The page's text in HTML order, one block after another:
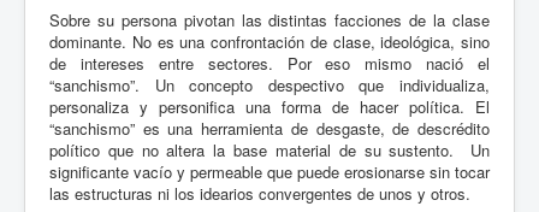
Sobre su persona pivotan las distintas facciones de la clase
dominante. No es una confrontación de clase, ideológica, sino
de intereses entre sectores. Por eso mismo nació el
“sanchismo”. Un concepto despectivo que individualiza,
personaliza y personifica una forma de hacer política. El
“sanchismo” es una herramienta de desgaste, de descrédito
político que no altera la base material de su sustento. Un
significante vacío y permeable que puede erosionarse sin tocar
las estructuras ni los idearios convergentes de unos y otros.